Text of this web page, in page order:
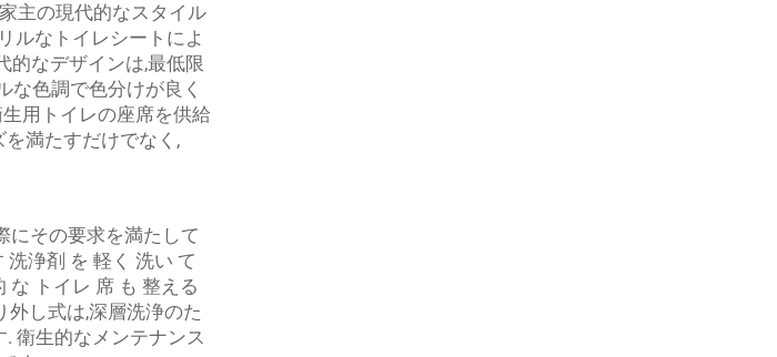
主の現代的なスタイル
ルなトイレシートによ
的なデザインは,最低限
な色調で色分けが良く
用トイレの座席を供給
満たすだけでなく,
にその要求を満たして
浄剤 を 軽く 洗い て
な トイレ 席 も 整える
外し式は,深層洗浄のた
衛生的なメンテナンス